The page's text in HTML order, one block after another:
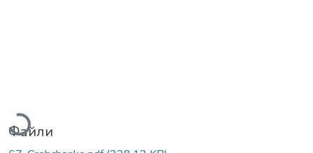
Вантажиться...
Файли